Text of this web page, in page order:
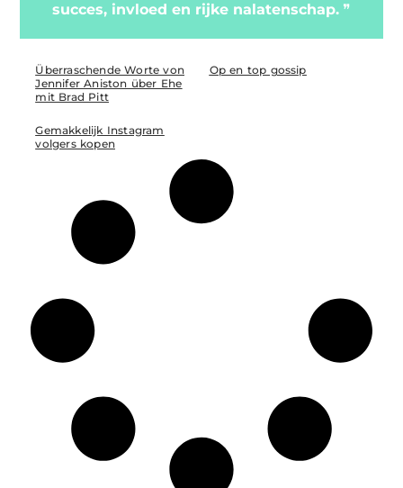
succes, invloed en rijke nalatenschap. ❞
Überraschende Worte von
Jennifer Aniston über Ehe
mit Brad Pitt
Op en top gossip
Gemakkelijk Instagram
volgers kopen